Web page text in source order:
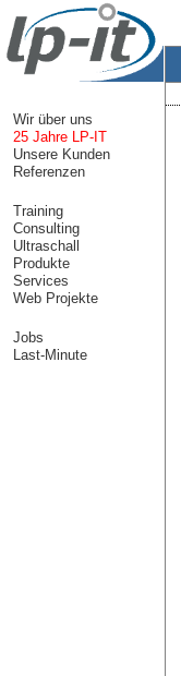
Wir über uns
25 Jahre LP-IT
Unsere Kunden
Referenzen
Training
Consulting
Ultraschall
Produkte
Services
Web Projekte
Jobs
Last-Minute